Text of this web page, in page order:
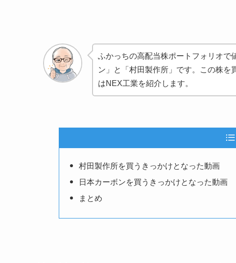
ふかっちの高配当株ポートフォリオで
ン」と「村田製作所」です。この株を
はNEX工業を紹介します。
村田製作所を買うきっかけとなった動画
日本カーボンを買うきっかけとなった動画
まとめ